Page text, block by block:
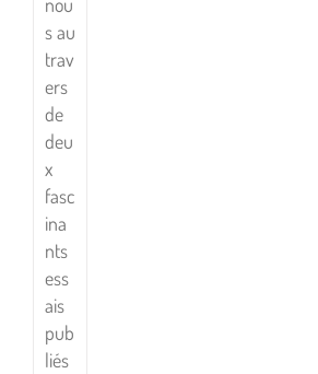
s au
trav
ers
de
deu
x
fasc
ina
nts
ess
ais
pub
liés